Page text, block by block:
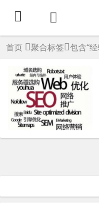
首页 聚合标签 包含“